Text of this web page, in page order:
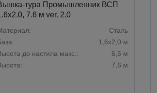
тура Промышленник ВСП
7.6 м ver. 2.0
Сталь
1,6х2,0 м
до настила макс.:
6,5 м
7,6 м